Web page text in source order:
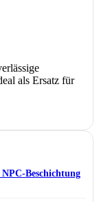
als Ersatz für
Beschichtung